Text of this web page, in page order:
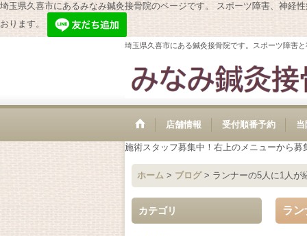
埼玉県久喜市にあるみなみ鍼灸接骨院のページです。 スポーツ障害、神経
おります。
埼玉県久喜市にある鍼灸接骨院です。スポーツ障害
店舗情報 受付順番予約
施術スタッフ募集中！右上のメニューから
ホーム > ブログ > ランナーの5人に1人が
カテゴリ ラ